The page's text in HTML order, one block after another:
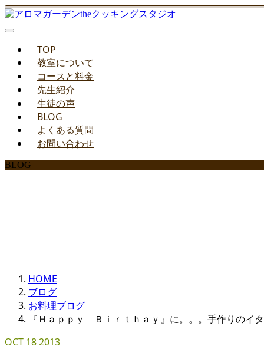
TOP
教室について
コースと料金
先生紹介
生徒の声
BLOG
よくある質問
お問い合わせ
BLOG
HOME
ブログ
お料理ブログ
『Ｈａｐｐｙ Ｂｉｒｔｈａｙ』に。。。手作りのイ
OCT 182013